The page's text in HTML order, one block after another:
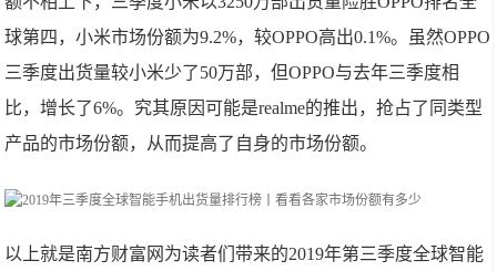
球第四，小米市场份额为9.2%，较OPPO高出0.1%。虽然OPPO
三季度出货量较小米少了50万部，但OPPO与去年三季度相
比，增长了6%。究其原因可能是realme的推出，抢占了同类型
产品的市场份额，从而提高了自身的市场份额。
以上就是南方财富网为读者们带来的2019年第三季度全球智能